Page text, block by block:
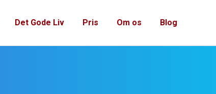
Det Gode Liv Pris Om os Blog